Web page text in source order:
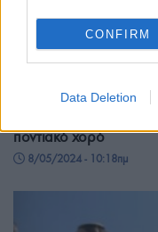
CONFIRM
Data Deletion
ποντιακό χορό
8/05/2024 - 10:18πμ